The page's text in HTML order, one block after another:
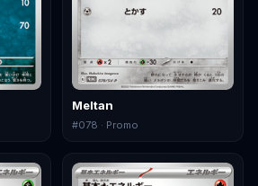
Meltan
#078 · Promo